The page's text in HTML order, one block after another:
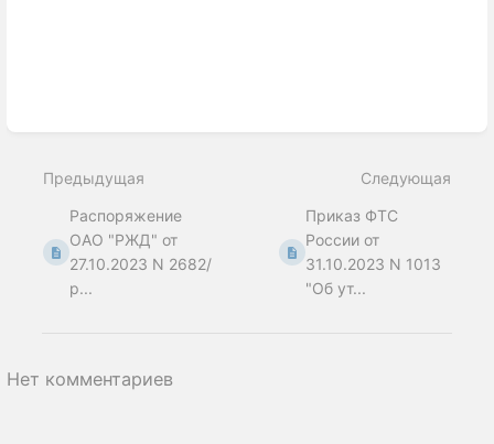
mode
Предыдущая
Распоряжение
ОАО "РЖД" от
27.10.2023 N 2682/
р...
Следующая
Приказ ФТС
России от
31.10.2023 N 1013
"Об ут...
Нет комментариев